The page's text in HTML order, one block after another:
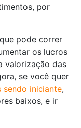
por
pode correr
os lucros
valorização das
se você quer
sendo iniciante,
baixos, e ir